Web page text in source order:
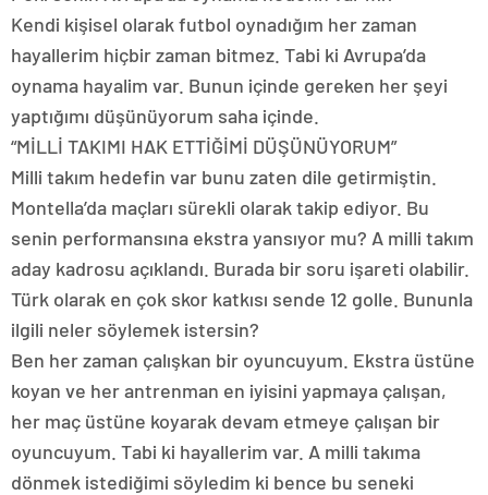
Kendi kişisel olarak futbol oynadığım her zaman
hayallerim hiçbir zaman bitmez. Tabi ki Avrupa’da
oynama hayalim var. Bunun içinde gereken her şeyi
yaptığımı düşünüyorum saha içinde.
“MİLLİ TAKIMI HAK ETTİĞİMİ DÜŞÜNÜYORUM”
Milli takım hedefin var bunu zaten dile getirmiştin.
Montella’da maçları sürekli olarak takip ediyor. Bu
senin performansına ekstra yansıyor mu? A milli takım
aday kadrosu açıklandı. Burada bir soru işareti olabilir.
Türk olarak en çok skor katkısı sende 12 golle. Bununla
ilgili neler söylemek istersin?
Ben her zaman çalışkan bir oyuncuyum. Ekstra üstüne
koyan ve her antrenman en iyisini yapmaya çalışan,
her maç üstüne koyarak devam etmeye çalışan bir
oyuncuyum. Tabi ki hayallerim var. A milli takıma
dönmek istediğimi söyledim ki bence bu seneki